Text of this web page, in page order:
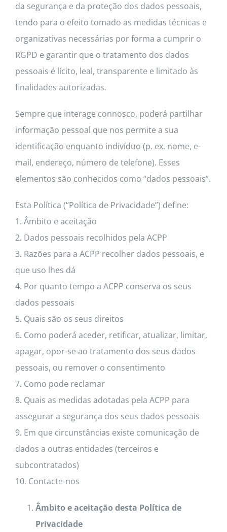
da segurança e da proteção dos dados pessoais,
tendo para o efeito tomado as medidas técnicas e
organizativas necessárias por forma a cumprir o
RGPD e garantir que o tratamento dos dados
pessoais é lícito, leal, transparente e limitado às
finalidades autorizadas.
Sempre que interage connosco, poderá partilhar
informação pessoal que nos permite a sua
identificação enquanto indivíduo (p. ex. nome, e-
mail, endereço, número de telefone). Esses
elementos são conhecidos como “dados pessoais”.
Esta Política (“Política de Privacidade”) define:
1. Âmbito e aceitação
2. Dados pessoais recolhidos pela ACPP
3. Razões para a ACPP recolher dados pessoais, e
que uso lhes dá
4. Por quanto tempo a ACPP conserva os seus
dados pessoais
5. Quais são os seus direitos
6. Como poderá aceder, retificar, atualizar, limitar,
apagar, opor-se ao tratamento dos seus dados
pessoais, ou remover o consentimento
7. Como pode reclamar
8. Quais as medidas adotadas pela ACPP para
assegurar a segurança dos seus dados pessoais
9. Em que circunstâncias existe comunicação de
dados a outras entidades (terceiros e
subcontratados)
10. Contacte-nos
Âmbito e aceitação desta Política de
Privacidade